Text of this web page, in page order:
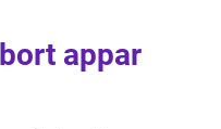
appar